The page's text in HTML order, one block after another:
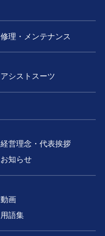
修理・メンテナンス
アシストスーツ
経営理念・代表挨拶
お知らせ
動画
用語集